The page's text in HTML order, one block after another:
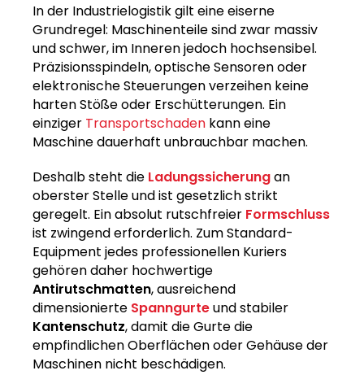
In der Industrielogistik gilt eine eiserne
Grundregel: Maschinenteile sind zwar massiv
und schwer, im Inneren jedoch hochsensibel.
Präzisionsspindeln, optische Sensoren oder
elektronische Steuerungen verzeihen keine
harten Stöße oder Erschütterungen. Ein
einziger Transportschaden kann eine
Maschine dauerhaft unbrauchbar machen.
Deshalb steht die Ladungssicherungan
oberster Stelle und ist gesetzlich strikt
geregelt. Ein absolut rutschfreier Formschluss
ist zwingend erforderlich. Zum Standard-
Equipment jedes professionellen Kuriers
gehören daher hochwertige
Antirutschmatten, ausreichend
dimensionierte Spanngurteund stabiler
Kantenschutz, damit die Gurte die
empfindlichen Oberflächen oder Gehäuse der
Maschinen nicht beschädigen.